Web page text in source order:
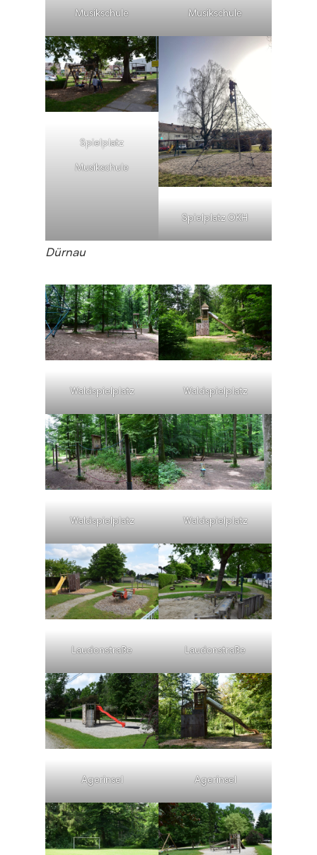
Musikschule Musikschule
Spielplatz
Musikschule
Spielplatz OKH
Dürnau
Waldspielplatz Waldspielplatz
Waldspielplatz Waldspielplatz
Laudonstraße Laudonstraße
Agerinsel Agerinsel